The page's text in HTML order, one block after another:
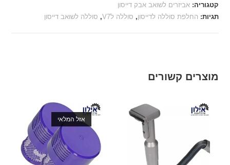
קטגוריה:אביזרים לשואב אבק דייסון
תגיות: החלפת סוללה לדייסון, סוללה לV7 , סוללה לשואב דייסון
מוצרים קשורים
אזל המלאי